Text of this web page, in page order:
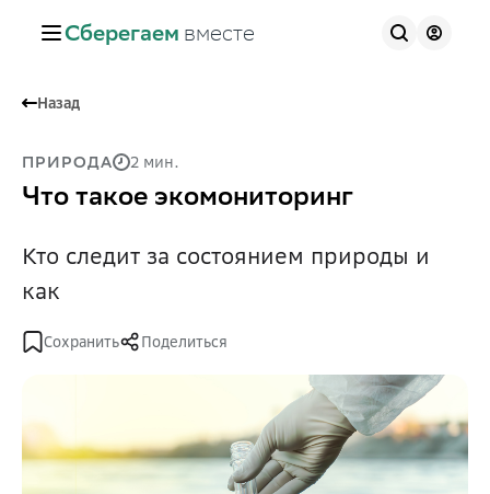
Сберегаем вместе
Назад
ПРИРОДА 2 мин.
Что такое экомониторинг
Кто следит за состоянием природы и
как
Сохранить Поделиться